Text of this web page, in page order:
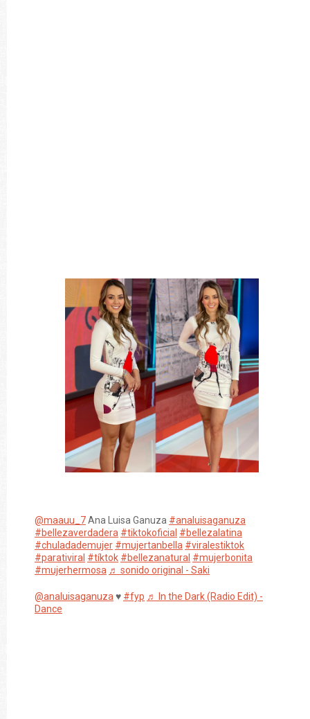
@maauu_7Ana Luisa Ganuza #analuisaganuza
#bellezaverdadera #tiktokoficial #bellezalatina
#chuladademujer #mujertanbella #viralestiktok
#parativiral #tíktok #bellezanatural #mujerbonita
#mujerhermosa ♬ sonido original - Saki
@analuisaganuza ♥️ #fyp ♬ In the Dark (Radio Edit) -
Dance